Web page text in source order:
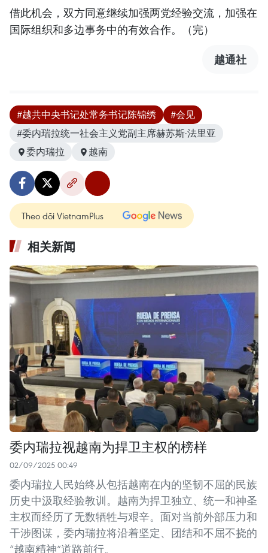
借此机会，双方同意继续加强两党经验交流，加强在
国际组织和多边事务中的有效合作。（完）
越通社
#越共中央书记处常务书记陈锦绣
#会见
#委内瑞拉统一社会主义党副主席赫苏斯·法里亚
委内瑞拉
越南
Theo dõi VietnamPlus
相关新闻
委内瑞拉视越南为捍卫主权的榜样
02/09/2025 00:49
委内瑞拉人民始终从包括越南在内的坚韧不屈的民族
历史中汲取经验教训。越南为捍卫独立、统一和神圣
主权而经历了无数牺牲与艰辛。面对当前外部压力和
干涉图谋，委内瑞拉将沿着坚定、团结和不屈不挠的
“越南精神”道路前行。